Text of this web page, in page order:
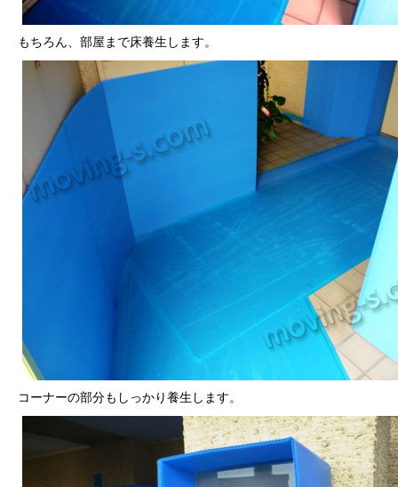
もちろん、部屋まで床養生します。
コーナーの部分もしっかり養生します。